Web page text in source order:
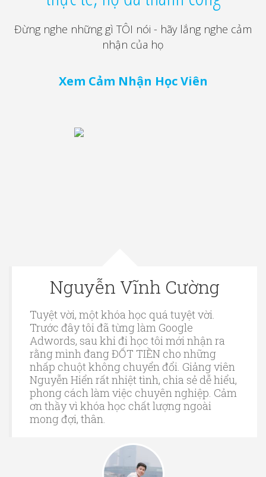
Đừng nghe những gì TÔI nói - hãy lắng nghe cảm
nhận của họ
Xem Cảm Nhận Học Viên
Nguyễn Vĩnh Cường
Tuyệt vời, một khóa học quá tuyệt vời.
Trước đây tôi đã từng làm Google
Adwords, sau khi đi học tôi mới nhận ra
rằng mình đang ĐỐT TIỀN cho những
nhấp chuột không chuyển đổi. Giảng viên
Nguyễn Hiển rất nhiệt tình, chia sẻ dễ hiểu,
phong cách làm việc chuyên nghiệp. Cảm
ơn thầy vì khóa học chất lượng ngoài
mong đợi, thân.